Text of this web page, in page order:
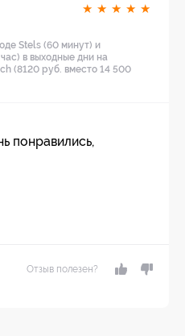
★ ★ ★ ★ ★
Stels (60 минут) и
в выходные дни на
(8120 руб. вместо 14 500
понравились,
Отзыв полезен?